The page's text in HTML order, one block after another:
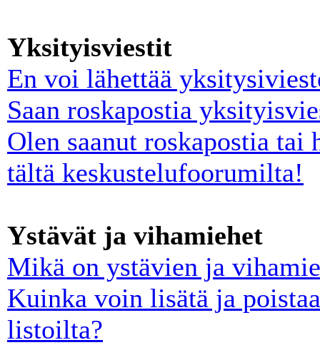
Yksityisviestit
En voi lähettää
Saan roskapostia
Olen saanut roskapostia
tältä keskustelufoorumilta!
Ystävät ja vihamiehet
Mikä on ystävien ja
Kuinka voin lisätä ja
listoilta?